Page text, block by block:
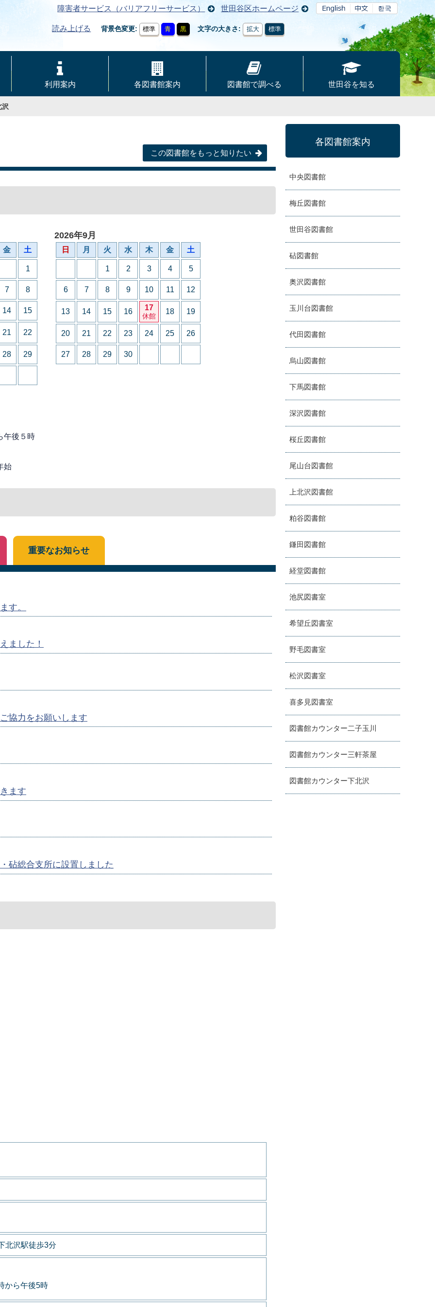
障害者サービス（バリアフリーサービス） 世田谷区ホームページ
読み上げる 背景色変更 標準 青 黒 文字の大きさ 拡大 標準
利用案内 各図書館案内 図書館で調べる 世田谷を知る
沢
この図書館をもっと知りたい
金 土
1
7 8
14 15
21 22
28 29
2026年9月
日 月 火 水 木 金 土
1 2 3 4 5
6 7 8 9 10 11 12
13 14 15 16 17
休館
18 19
20 21 22 23 24 25 26
27 28 29 30
午後５時
始
す。
ました！
協力をお願いします
ます
砧総合支所に設置しました
重要なお知らせ
北沢駅徒歩3分
から午後5時
各図書館案内
中央図書館
梅丘図書館
世田谷図書館
砧図書館
奥沢図書館
玉川台図書館
代田図書館
烏山図書館
下馬図書館
深沢図書館
桜丘図書館
尾山台図書館
上北沢図書館
粕谷図書館
鎌田図書館
経堂図書館
池尻図書室
希望丘図書室
野毛図書室
松沢図書室
喜多見図書室
図書館カウンター二子玉川
図書館カウンター三軒茶屋
図書館カウンター下北沢